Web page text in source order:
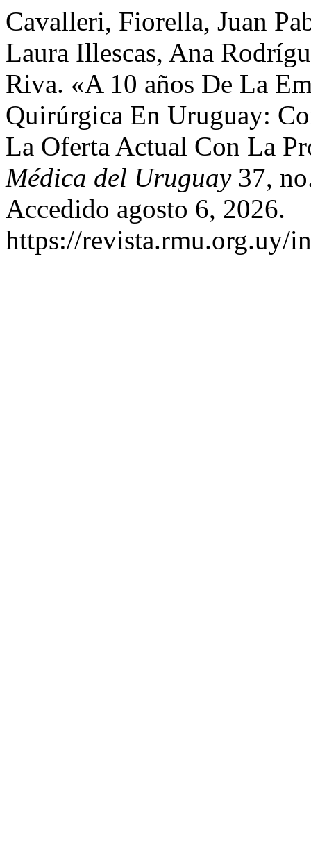
Cavalleri, Fiorella, Juan
Laura Illescas, Ana
Riva. «A 10 años De La
Quirúrgica En Uruguay:
La Oferta Actual Con La
Médica del Uruguay37,
Accedido agosto 6, 2026.
https://revista.rmu.org.uy/